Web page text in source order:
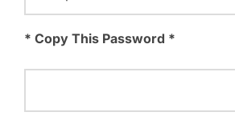
* Copy This Password *